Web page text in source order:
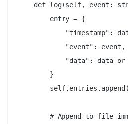
def log(self, event:
        entry = {
"timestamp":
            "event": event,
"data": data or
        }
# Append to file